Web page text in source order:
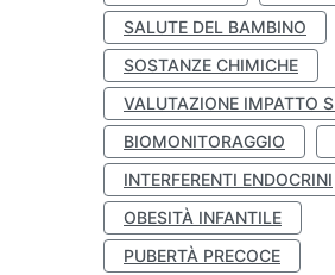
SALUTE DEL BAMBINO
SOSTANZE CHIMICHE
VALUTAZIONE IMPATTO
BIOMONITORAGGIO
INTERFERENTI ENDOCRINI
OBESITÀ INFANTILE
PUBERTÀ PRECOCE